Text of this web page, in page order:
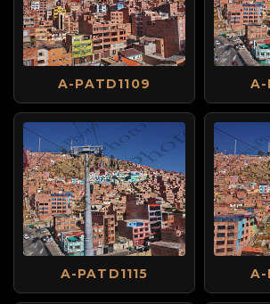
A-PATD1109 A-
A-PATD1115 A-